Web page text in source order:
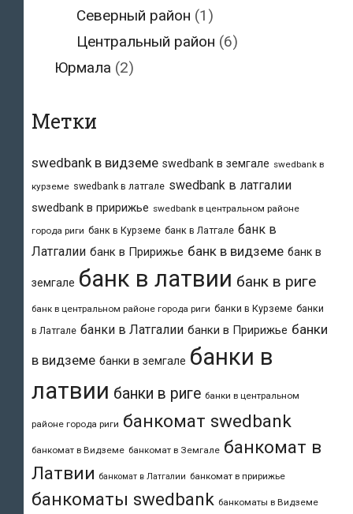
Северный район (1)
Центральный район (6)
Юрмала (2)
Метки
swedbank в видземе swedbank в земгале swedbank в
курземе swedbank в латгале swedbank в латгалии
swedbank в пририжье swedbank в центральном районе
города риги банк в Курземе банк в Латгале банк в
Латгалии банк в Пририжье банк в видземе банк в
земгале банк в латвии банк в риге
банк в центральном районе города риги банки в Курземе банки
в Латгале банки в Латгалии банки в Пририжье банки
в видземе банки в земгале банки в
латвии банки в риге банки в центральном
районе города риги банкомат swedbank
банкомат в Видземе банкомат в Земгале банкомат в
Латвии банкомат в Латгалии банкомат в пририжье
банкоматы swedbank банкоматы в Видземе